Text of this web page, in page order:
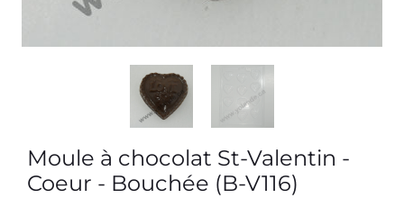
Moule à chocolat St-Valentin -
Coeur - Bouchée (B-V116)